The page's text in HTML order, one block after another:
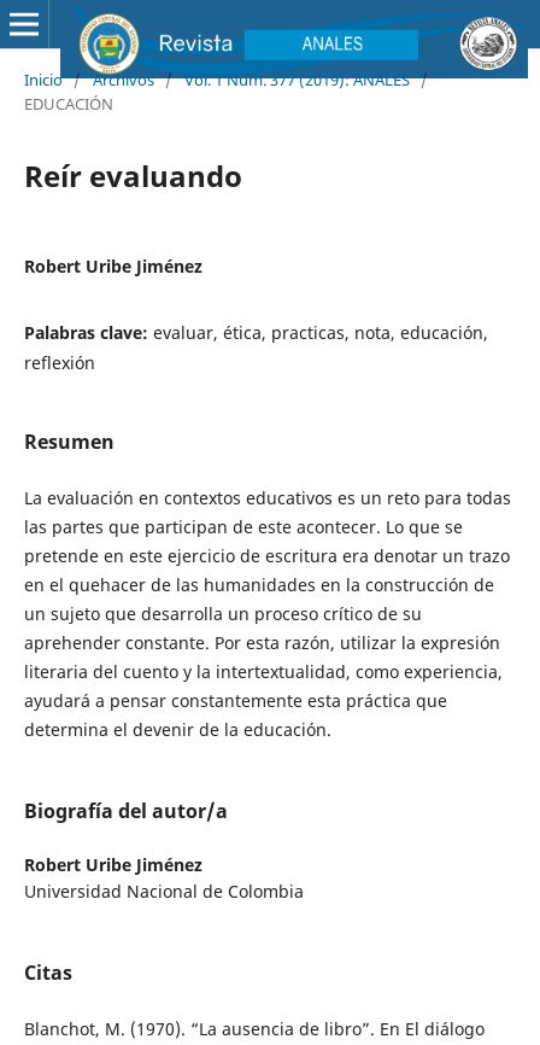
Inicio / Archivos / Vol. 1 Núm. 377 (2019): ANALES /
EDUCACIÓN
Reír evaluando
Robert Uribe Jiménez
Palabras clave: evaluar, ética, practicas, nota, educación,
reflexión
Resumen
La evaluación en contextos educativos es un reto para todas
las partes que participan de este acontecer. Lo que se
pretende en este ejercicio de escritura era denotar un trazo
en el quehacer de las humanidades en la construcción de
un sujeto que desarrolla un proceso crítico de su
aprehender constante. Por esta razón, utilizar la expresión
literaria del cuento y la intertextualidad, como experiencia,
ayudará a pensar constantemente esta práctica que
determina el devenir de la educación.
Biografía del autor/a
Robert Uribe Jiménez
Universidad Nacional de Colombia
Citas
Blanchot, M. (1970). “La ausencia de libro”. En El diálogo